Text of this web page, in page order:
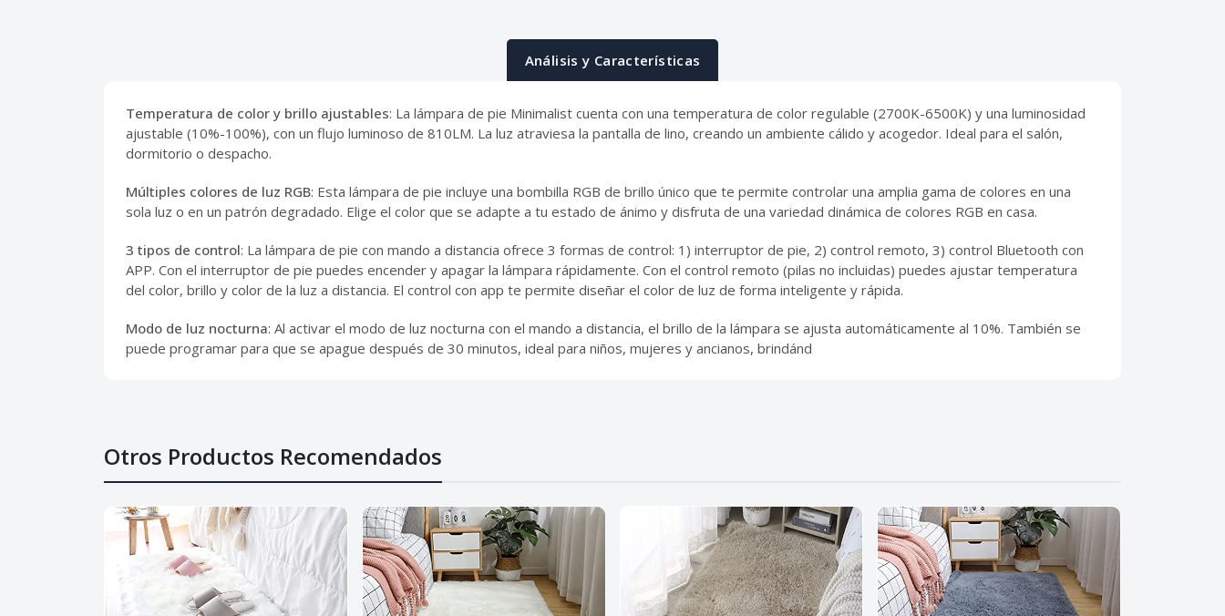
Análisis y Características
Temperatura de color y brillo ajustables: La lámpara de pie Minimalist cuenta con una temperatura de color regulable (2700K-6500K) y una luminosidad
ajustable (10%-100%), con un flujo luminoso de 810LM. La luz atraviesa la pantalla de lino, creando un ambiente cálido y acogedor. Ideal para el salón,
dormitorio o despacho.
Múltiples colores de luz RGB: Esta lámpara de pie incluye una bombilla RGB de brillo único que te permite controlar una amplia gama de colores en una
sola luz o en un patrón degradado. Elige el color que se adapte a tu estado de ánimo y disfruta de una variedad dinámica de colores RGB en casa.
3 tipos de control: La lámpara de pie con mando a distancia ofrece 3 formas de control: 1) interruptor de pie, 2) control remoto, 3) control Bluetooth con
APP. Con el interruptor de pie puedes encender y apagar la lámpara rápidamente. Con el control remoto (pilas no incluidas) puedes ajustar temperatura
del color, brillo y color de la luz a distancia. El control con app te permite diseñar el color de luz de forma inteligente y rápida.
Modo de luz nocturna: Al activar el modo de luz nocturna con el mando a distancia, el brillo de la lámpara se ajusta automáticamente al 10%. También se
puede programar para que se apague después de 30 minutos, ideal para niños, mujeres y ancianos, brindánd
Otros Productos Recomendados